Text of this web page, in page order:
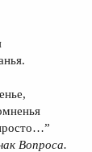
Вопроса.